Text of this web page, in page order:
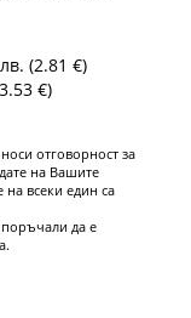
(2.81 €)
€)
отговорност за
на Вашите
всеки един са
да е